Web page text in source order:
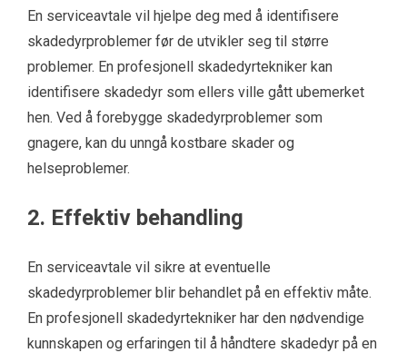
En serviceavtale vil hjelpe deg med å identifisere
skadedyrproblemer før de utvikler seg til større
problemer. En profesjonell skadedyrtekniker kan
identifisere skadedyr som ellers ville gått ubemerket
hen. Ved å forebygge skadedyrproblemer som
gnagere, kan du unngå kostbare skader og
helseproblemer.
2. Effektiv behandling
En serviceavtale vil sikre at eventuelle
skadedyrproblemer blir behandlet på en effektiv måte.
En profesjonell skadedyrtekniker har den nødvendige
kunnskapen og erfaringen til å håndtere skadedyr på en